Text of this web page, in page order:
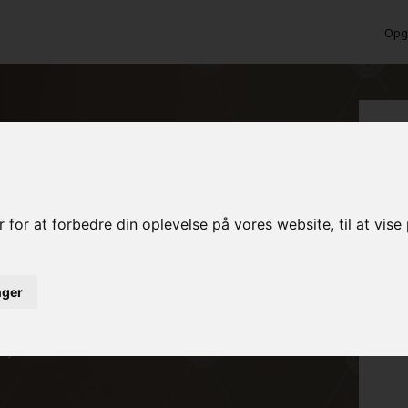
at forbedre din oplevelse på vores website, til at
samme